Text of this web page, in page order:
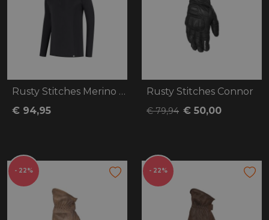
Rusty Stitches Merino Baselayer 200
€ 94,95
Rusty Stitches Connor
€ 79,94 € 50,00
- 22% - 22%